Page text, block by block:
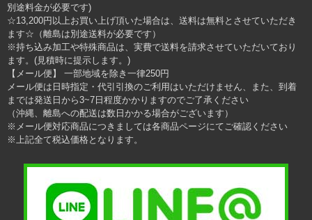
別途料金が必要です)
☆13,200円以上お買い上げ頂いた場合は、送料は無料とさせていただき
ます☆（離島は別途送料が必要です）
※持ち込み加工や特殊商品は、実費で送料を請求させていただいており
ます。(見積時に提示します。)
【メール便】 一部地域を除き一律250円
メール便は日時指定・代引引換のご利用はいただけません、また、到着
までは発送日から3~7日程度かかりますのでご了承ください
（沖縄、離島への配送は数日かかる場合がございます）
※メール便対応商品につきましては各商品ページにてご確認ください
※上記全て税込価格となります。